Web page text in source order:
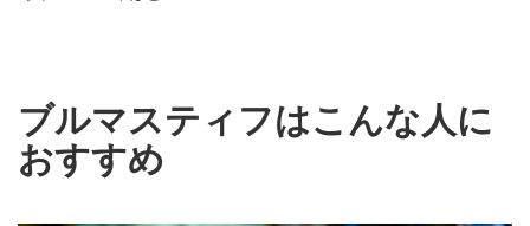
ブルマスティフはこんな人に
おすすめ